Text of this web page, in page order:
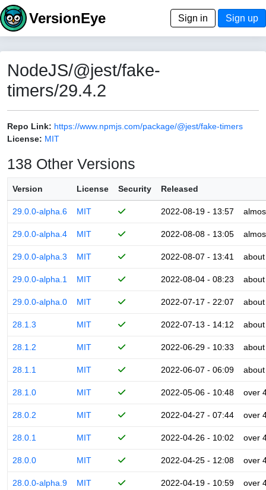
VersionEye Sign in Sign up
NodeJS/@jest/fake-
timers/29.4.2
Repo Link: https://www.npmjs.com/package/@jest/fake-timers
License: MIT
138 Other Versions
Version License Security Released
29.0.0-alpha.6 MIT 2022-08-19 - 13:57
29.0.0-alpha.4 MIT 2022-08-08 - 13:05
29.0.0-alpha.3 MIT 2022-08-07 - 13:41
29.0.0-alpha.1 MIT 2022-08-04 - 08:23
29.0.0-alpha.0 MIT 2022-07-17 - 22:07
28.1.3 MIT 2022-07-13 - 14:12
28.1.2 MIT 2022-06-29 - 10:33
28.1.1 MIT 2022-06-07 - 06:09
28.1.0 MIT 2022-05-06 - 10:48 over
28.0.2 MIT 2022-04-27 - 07:44 over
28.0.1 MIT 2022-04-26 - 10:02 over
28.0.0 MIT 2022-04-25 - 12:08 over
28.0.0-alpha.9 MIT 2022-04-19 - 10:59 over